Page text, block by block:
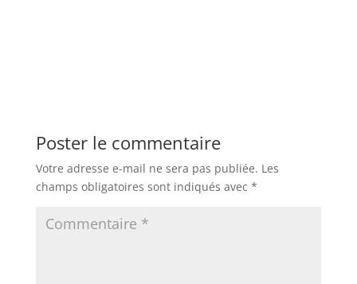
Poster le commentaire
Votre adresse e-mail ne sera pas publiée. Les
champs obligatoires sont indiqués avec *